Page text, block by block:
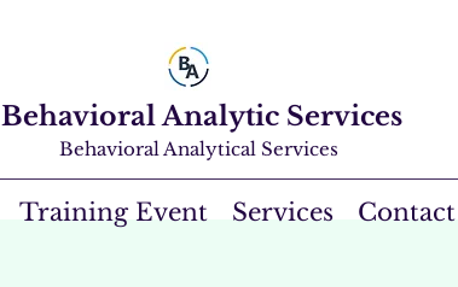
Behavioral Analytic Services
Behavioral Analytical Services
Training Event Services Contact